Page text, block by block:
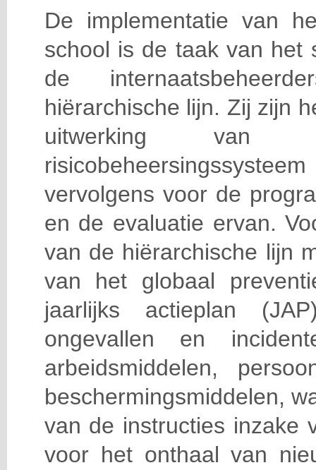
De implementatie van
school is de taak van het
de
hiërarchische lijn. Zij zijn
uitwerking van
vervolgens voor de
en de evaluatie ervan.
van de hiërarchische lijn
van het globaal
jaarlijks actieplan
ongevallen en
arbeidsmiddelen,
beschermingsmiddelen,
van de instructies inzake
voor het onthaal van